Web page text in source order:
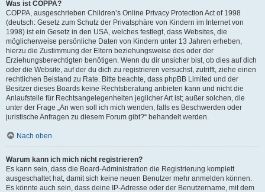
Was ist COPPA?
COPPA, ausgeschrieben Children’s Online Privacy Protection Act of 1998
(deutsch: Gesetz zum Schutz der Privatsphäre von Kindern im Internet von
1998) ist ein Gesetz in den USA, welches festlegt, dass Websites, die
möglicherweise persönliche Daten von Kindern unter 13 Jahren erheben,
hierzu die Zustimmung der Eltern beziehungsweise des oder der
Erziehungsberechtigten benötigen. Wenn du dir unsicher bist, ob dies auf dich
oder die Website, auf der du dich zu registrieren versuchst, zutrifft, ziehe einen
rechtlichen Beistand zu Rate. Bitte beachte, dass phpBB Limited und der
Besitzer dieses Boards keine Rechtsberatung anbieten kann und nicht die
Anlaufstelle für Rechtsangelegenheiten jeglicher Art ist; außer solchen, die
unter der Frage „An wen soll ich mich wenden, falls es Beschwerden oder
juristische Anfragen zu diesem Forum gibt?“ behandelt werden.
Nach oben
Warum kann ich mich nicht registrieren?
Es kann sein, dass die Board-Administration die Registrierung komplett
ausgeschaltet hat, damit sich keine neuen Benutzer mehr anmelden können.
Es könnte auch sein, dass deine IP-Adresse oder der Benutzername, mit dem